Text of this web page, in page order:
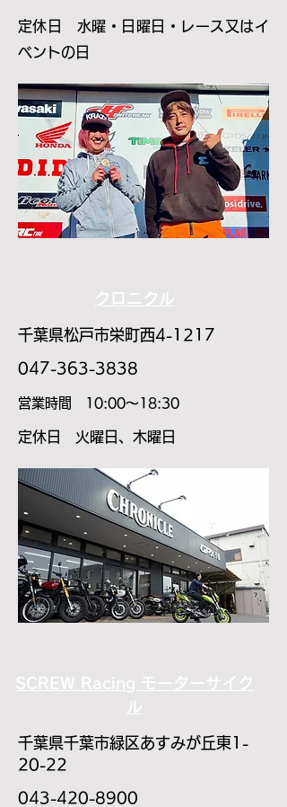
​定休日 水曜・日曜日・レース又はイ
ベントの日
​クロニクル
千葉県松戸市栄町西4-1217
047-363-3838
​営業時間 10:00～18:30
​定休日 火曜日、木曜日
​SCREW Racing モーターサイク
ル
千葉県千葉市緑区あすみが丘東1-
20-22
043-420-8900